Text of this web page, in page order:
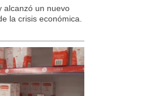
alcanzó un nuevo
la crisis económica.